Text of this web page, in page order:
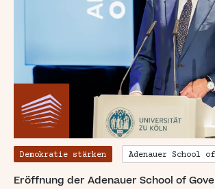
Demokratie stärken Adenauer School of
Eröffnung der Adenauer School of